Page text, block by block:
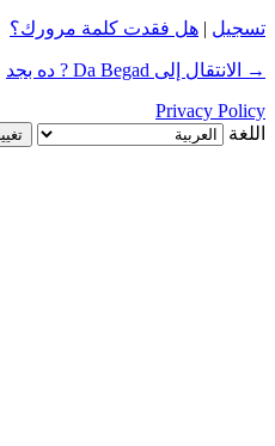
تسجيل | هل فقدت كلمة مرورك؟
→ الانتقال إلى Da Begad ? ده بجد
Privacy Policy
اللغة